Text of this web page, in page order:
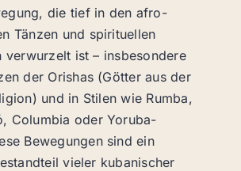
die tief in den afro-
Tänzen und spirituellen
verwurzelt ist – insbesondere
der Orishas (Götter aus der
und in Stilen wie Rumba,
Columbia oder Yoruba-
Bewegungen sind ein
vieler kubanischer